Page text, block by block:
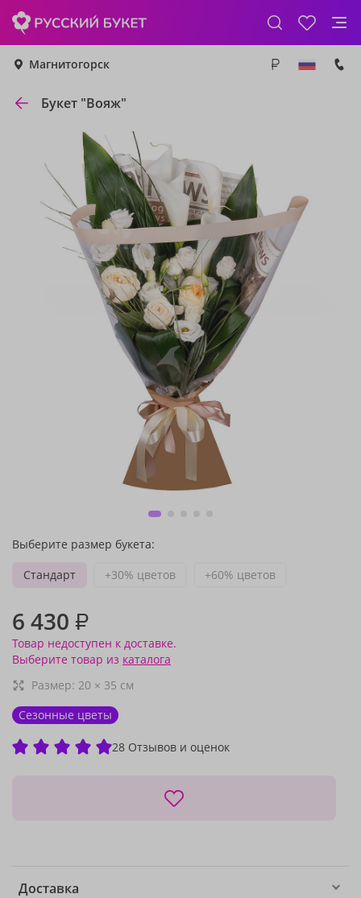
Магнитогорск
Букет "Вояж"
Выберите размер букета:
Стандарт
+30% цветов +60% цветов
6 430 ₽
Товар недоступен к доставке.
Выберите товар из каталога
Размер: 20 × 35 см
Сезонные цветы
28 Отзывов и оценок
Доставка